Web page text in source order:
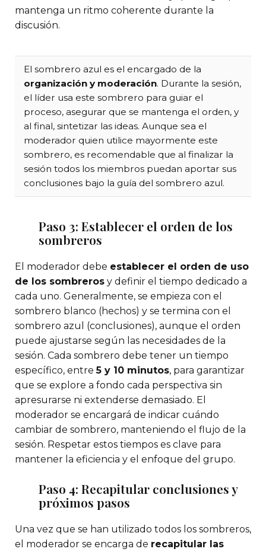
mantenga un ritmo coherente durante la
discusión.
El sombrero azul es el encargado de la
organización y moderación. Durante la sesión,
el líder usa este sombrero para guiar el
proceso, asegurar que se mantenga el orden, y
al final, sintetizar las ideas. Aunque sea el
moderador quien utilice mayormente este
sombrero, es recomendable que al finalizar la
sesión todos los miembros puedan aportar sus
conclusiones bajo la guía del sombrero azul.
Paso 3: Establecer el orden de los
sombreros
El moderador debe establecer el orden de uso
de los sombreros y definir el tiempo dedicado a
cada uno. Generalmente, se empieza con el
sombrero blanco (hechos) y se termina con el
sombrero azul (conclusiones), aunque el orden
puede ajustarse según las necesidades de la
sesión. Cada sombrero debe tener un tiempo
específico, entre5 y 10 minutos, para garantizar
que se explore a fondo cada perspectiva sin
apresurarse ni extenderse demasiado. El
moderador se encargará de indicar cuándo
cambiar de sombrero, manteniendo el flujo de la
sesión. Respetar estos tiempos es clave para
mantener la eficiencia y el enfoque del grupo.
Paso 4: Recapitular conclusiones y
próximos pasos
Una vez que se han utilizado todos los sombreros,
el moderador se encarga de recapitular las